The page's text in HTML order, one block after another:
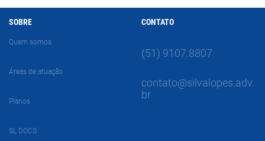
SOBRE
Quem somos
Áreas de atuação
Planos
SL DOCS
CONTATO
(51) 9107.8807
contato@silvalopes.adv.
br